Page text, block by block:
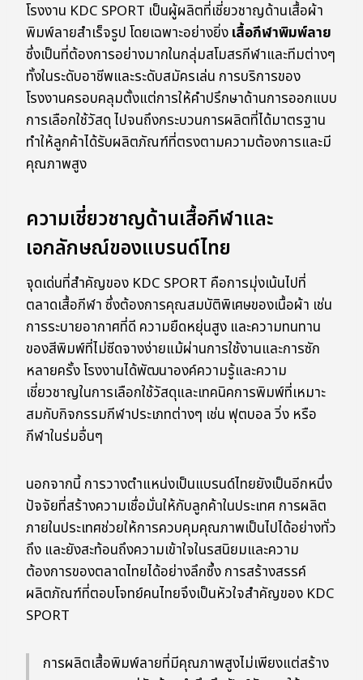
โรงงาน KDC SPORT เป็นผู้ผลิตที่เชี่ยวชาญด้านเสื้อผ้า
พิมพ์ลายสำเร็จรูป โดยเฉพาะอย่างยิ่งเสื้อกีฬาพิมพ์ลาย
ซึ่งเป็นที่ต้องการอย่างมากในกลุ่มสโมสรกีฬาและทีมต่างๆ
ทั้งในระดับอาชีพและระดับสมัครเล่น การบริการของ
โรงงานครอบคลุมตั้งแต่การให้คำปรึกษาด้านการออกแบบ
การเลือกใช้วัสดุ ไปจนถึงกระบวนการผลิตที่ได้มาตรฐาน
ทำให้ลูกค้าได้รับผลิตภัณฑ์ที่ตรงตามความต้องการและมี
คุณภาพสูง
ความเชี่ยวชาญด้านเสื้อกีฬาและ
เอกลักษณ์ของแบรนด์ไทย
จุดเด่นที่สำคัญของ KDC SPORT คือการมุ่งเน้นไปที่
ตลาดเสื้อกีฬา ซึ่งต้องการคุณสมบัติพิเศษของเนื้อผ้า เช่น
การระบายอากาศที่ดี ความยืดหยุ่นสูง และความทนทาน
ของสีพิมพ์ที่ไม่ซีดจางง่ายแม้ผ่านการใช้งานและการซัก
หลายครั้ง โรงงานได้พัฒนาองค์ความรู้และความ
เชี่ยวชาญในการเลือกใช้วัสดุและเทคนิคการพิมพ์ที่เหมาะ
สมกับกิจกรรมกีฬาประเภทต่างๆ เช่น ฟุตบอล วิ่ง หรือ
กีฬาในร่มอื่นๆ
นอกจากนี้ การวางตำแหน่งเป็นแบรนด์ไทยยังเป็นอีกหนึ่ง
ปัจจัยที่สร้างความเชื่อมั่นให้กับลูกค้าในประเทศ การผลิต
ภายในประเทศช่วยให้การควบคุมคุณภาพเป็นไปได้อย่างทั่ว
ถึง และยังสะท้อนถึงความเข้าใจในรสนิยมและความ
ต้องการของตลาดไทยได้อย่างลึกซึ้ง การสร้างสรรค์
ผลิตภัณฑ์ที่ตอบโจทย์คนไทยจึงเป็นหัวใจสำคัญของ KDC
SPORT
การผลิตเสื้อพิมพ์ลายที่มีคุณภาพสูงไม่เพียงแต่สร้าง